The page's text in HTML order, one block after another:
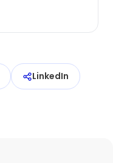
LinkedIn